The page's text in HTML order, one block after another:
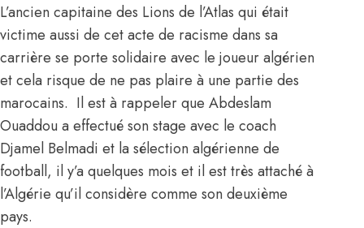
L’ancien capitaine des Lions de l’Atlas qui était
victime aussi de cet acte de racisme dans sa
carrière se porte solidaire avec le joueur algérien
et cela risque de ne pas plaire à une partie des
marocains. Il est à rappeler que Abdeslam
Ouaddou a effectué son stage avec le coach
Djamel Belmadi et la sélection algérienne de
football, il y’a quelques mois et il est très attaché à
l’Algérie qu’il considère comme son deuxième
pays.